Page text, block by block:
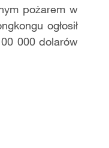
pożarem w
ogłosił
000 dolarów